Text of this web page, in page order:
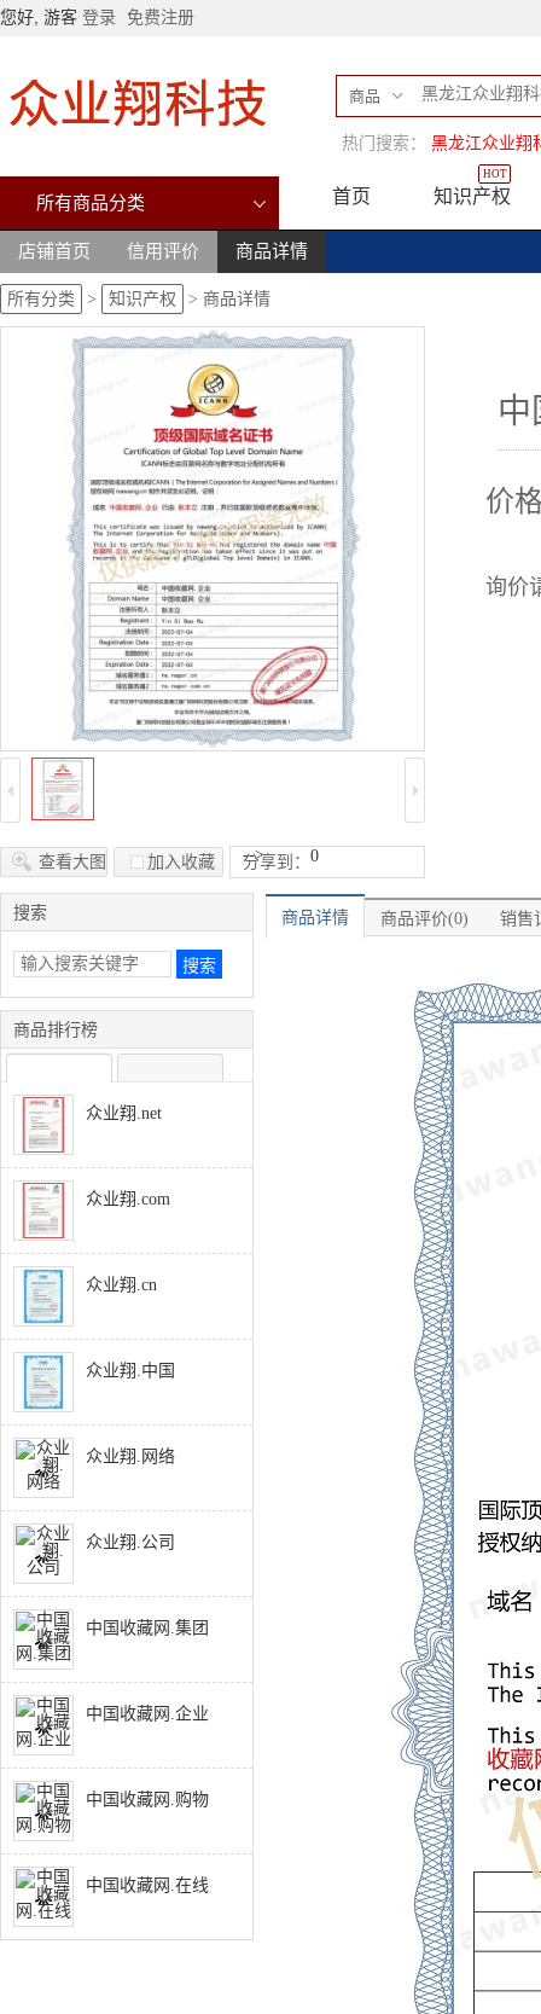
您好, 游客 登录 免费注册
商品
热门搜索： 黑龙江众业翔
所有商品分类 首页 知识产权
HOT
店铺首页 信用评价 商品详情
所有分类 > 知识产权 > 商品详情
查看大图 加入收藏 分享到： 0
-->
中
价
询价
搜索
商品排行榜
众业翔.net
众业翔.com
众业翔.cn
众业翔.中国
众业翔.网络
众业翔.公司
中国收藏网.集团
中国收藏网.企业
中国收藏网.购物
中国收藏网.在线
商品详情 商品评价(0) 销售